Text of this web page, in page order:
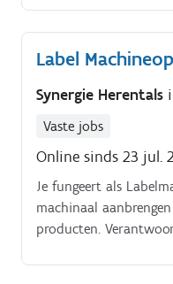
Label
Synergie Herentals
Vaste jobs
Online sinds 23 jul.
Je fungeert als
machinaal
producten.
zelfstandig oplossen